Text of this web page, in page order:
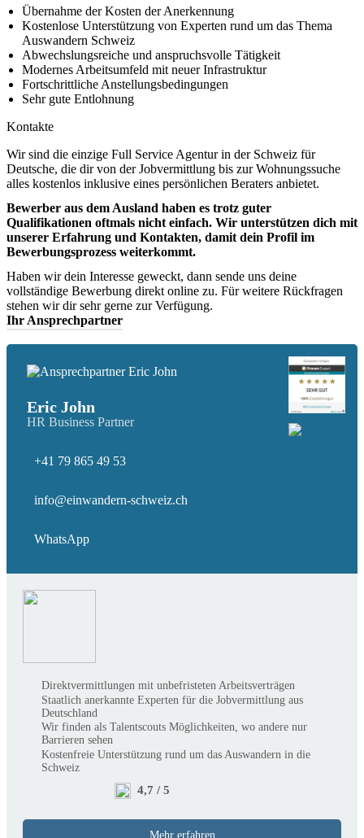
Übernahme der Kosten der Anerkennung
Kostenlose Unterstützung von Experten rund um das Thema
Auswandern Schweiz
Abwechslungsreiche und anspruchsvolle Tätigkeit
Modernes Arbeitsumfeld mit neuer Infrastruktur
Fortschrittliche Anstellungsbedingungen
Sehr gute Entlohnung
Kontakte
Wir sind die einzige Full Service Agentur in der Schweiz für
Deutsche, die dir von der Jobvermittlung bis zur Wohnungssuche
alles kostenlos inklusive eines persönlichen Beraters anbietet.
Bewerber aus dem Ausland haben es trotz guter
Qualifikationen oftmals nicht einfach. Wir unterstützen dich mit
unserer Erfahrung und Kontakten, damit dein Profil im
Bewerbungsprozess weiterkommt.
Haben wir dein Interesse geweckt, dann sende uns deine
vollständige Bewerbung direkt online zu. Für weitere Rückfragen
stehen wir dir sehr gerne zur Verfügung.
Ihr Ansprechpartner
Eric John
HR Business Partner
+41 79 865 49 53
info@einwandern-schweiz.ch
WhatsApp
Direktvermittlungen mit unbefristeten Arbeitsverträgen
Staatlich anerkannte Experten für die Jobvermittlung aus
Deutschland
Wir finden als Talentscouts Möglichkeiten, wo andere nur
Barrieren sehen
Kostenfreie Unterstützung rund um das Auswandern in die
Schweiz
4,7 / 5
Mehr erfahren